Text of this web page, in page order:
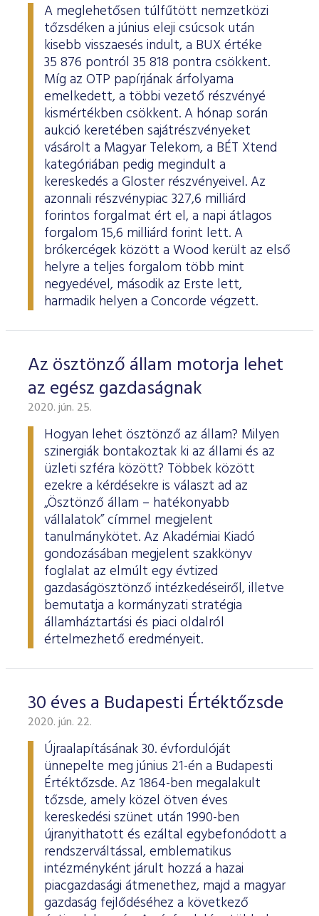
A meglehetősen túlfűtött nemzetközi
tőzsdéken a június eleji csúcsok után
kisebb visszaesés indult, a BUX értéke
35 876 pontról 35 818 pontra csökkent.
Míg az OTP papírjának árfolyama
emelkedett, a többi vezető részvényé
kismértékben csökkent. A hónap során
aukció keretében sajátrészvényeket
vásárolt a Magyar Telekom, a BÉT Xtend
kategóriában pedig megindult a
kereskedés a Gloster részvényeivel. Az
azonnali részvénypiac 327,6 milliárd
forintos forgalmat ért el, a napi átlagos
forgalom 15,6 milliárd forint lett. A
brókercégek között a Wood került az első
helyre a teljes forgalom több mint
negyedével, második az Erste lett,
harmadik helyen a Concorde végzett.
Az ösztönző állam motorja lehet
az egész gazdaságnak
2020. jún. 25.
Hogyan lehet ösztönző az állam? Milyen
szinergiák bontakoztak ki az állami és az
üzleti szféra között? Többek között
ezekre a kérdésekre is választ ad az
„Ösztönző állam – hatékonyabb
vállalatok” címmel megjelent
tanulmánykötet. Az Akadémiai Kiadó
gondozásában megjelent szakkönyv
foglalat az elmúlt egy évtized
gazdaságösztönző intézkedéseiről, illetve
bemutatja a kormányzati stratégia
államháztartási és piaci oldalról
értelmezhető eredményeit.
30 éves a Budapesti Értéktőzsde
2020. jún. 22.
Újraalapításának 30. évfordulóját
ünnepelte meg június 21-én a Budapesti
Értéktőzsde. Az 1864-ben megalakult
tőzsde, amely közel ötven éves
kereskedési szünet után 1990-ben
újranyithatott és ezáltal egybefonódott a
rendszerváltással, emblematikus
intézményként járult hozzá a hazai
piacgazdasági átmenethez, majd a magyar
gazdaság fejlődéséhez a következő